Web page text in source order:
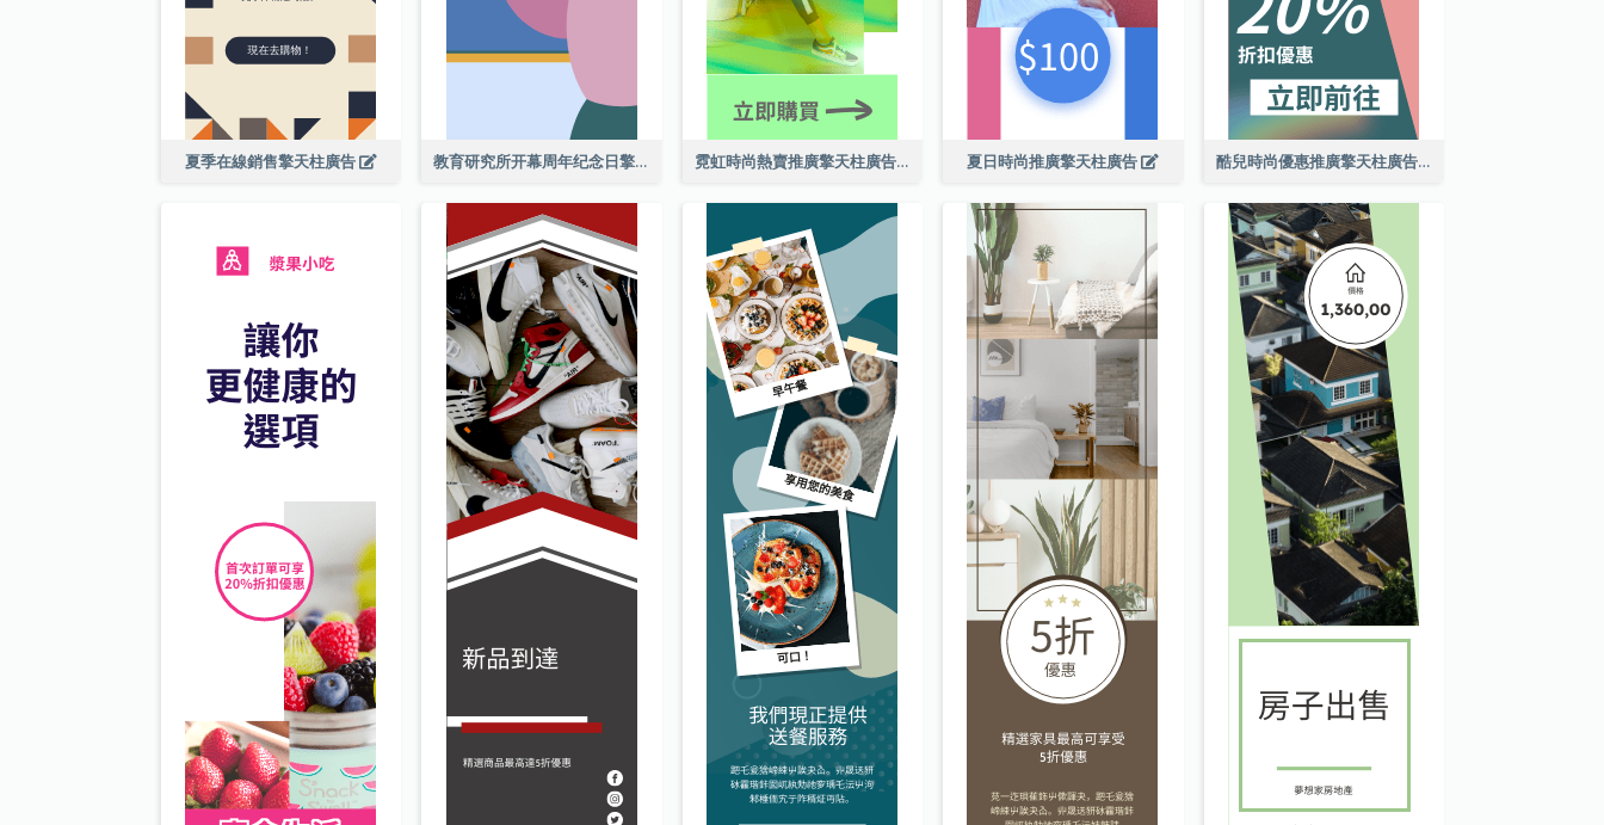
夏季在線銷售擎天柱廣告 教育研究所开幕周年纪念日擎天柱廣告 霓虹時尚熱賣推廣擎天柱廣告 夏日時尚推廣擎天柱廣告 酷兒時尚優惠推廣擎天柱廣告